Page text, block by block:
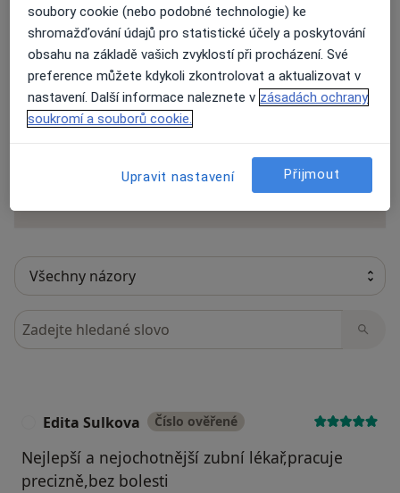
25 názorů
Recenze pacientů jsou pro nás důležité.
Specialisté nemají možnost zaplatit za
odstranění nebo změnu recenze pacienta.
Další informace o názorech
Hledejte v názorech
Edita Sulkova Číslo ověřené
Nejlepší a nejochotnější zubní lékař,pracuje
precizně,bez bolesti
soubory cookie (nebo podobné technologie) ke
shromažďování údajů pro statistické účely a poskytování
obsahu na základě vašich zvyklostí při procházení. Své
preference můžete kdykoli zkontrolovat a aktualizovat v
nastavení. Další informace naleznete v zásadách ochrany
soukromí a souborů cookie.
Upravit nastavení Přijmout